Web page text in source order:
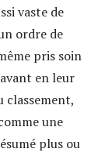
vaste de
ordre de
pris soin
en leur
classement,
une
plus ou